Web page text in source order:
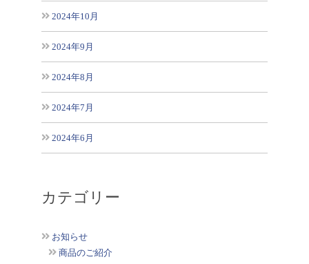
2024年10月
2024年9月
2024年8月
2024年7月
2024年6月
カテゴリー
お知らせ
商品のご紹介